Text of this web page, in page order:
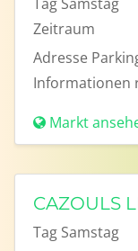
Zeitraum
Adresse
Informationen
Markt
CAZOULS
Tag Samstag